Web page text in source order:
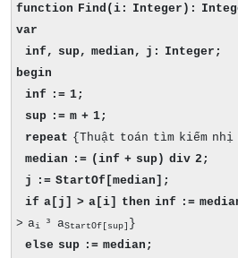
function Find(i: Integer):
var
inf, sup, median, j: Integer;
begin
inf := 1;
sup := m + 1;
repeat {Thuật toán tìm kiếm nhị
median := (inf + sup) div 2;
j := StartOf[median];
if a[j] > a[i] then inf :=
> ai ³ aStartOf[sup] }
else sup := median;